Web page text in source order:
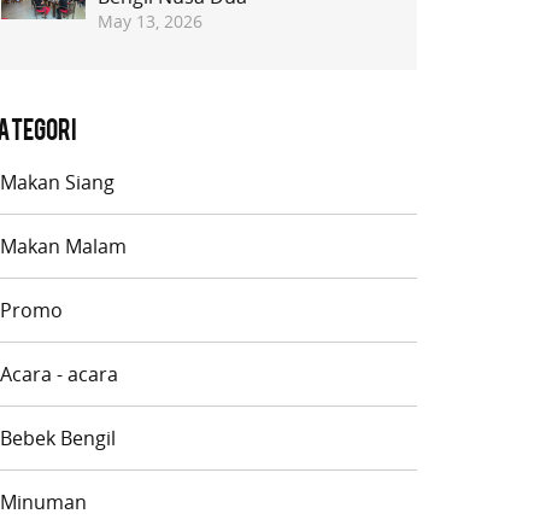
May 13, 2026
Makan Siang
Makan Malam
Promo
Acara - acara
Bebek Bengil
Minuman